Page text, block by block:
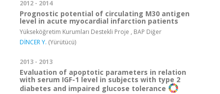
2012 - 2014
Prognostic potential of circulating M30 antigen
level in acute myocardial infarction patients
Yükseköğretim Kurumları Destekli Proje , BAP Diğer
DİNCER Y. (Yürütücü)
2013 - 2013
Evaluation of apoptotic parameters in relation
with serum IGF-1 level in subjects with type 2
diabetes and impaired glucose tolerance